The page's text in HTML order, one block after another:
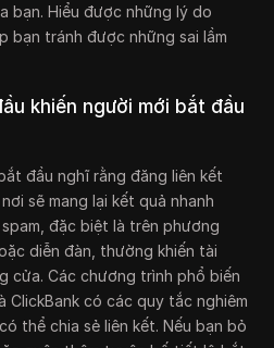
bạn. Hiểu được những lý do
bạn tránh được những sai lầm
khiến người mới bắt đầu
đầu nghĩ rằng đăng liên kết
sẽ mang lại kết quả nhanh
đặc biệt là trên phương
diễn đàn, thường khiến tài
cửa. Các chương trình phổ biến
ClickBank có các quy tắc nghiêm
thể chia sẻ liên kết. Nếu bạn bỏ